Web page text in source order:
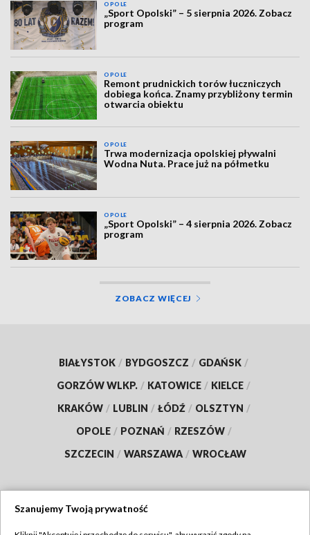
OPOLE
„Sport Opolski” – 5 sierpnia 2026. Zobacz
program
OPOLE
Remont prudnickich torów łuczniczych
dobiega końca. Znamy przybliżony termin
otwarcia obiektu
OPOLE
Trwa modernizacja opolskiej pływalni
Wodna Nuta. Prace już na półmetku
OPOLE
„Sport Opolski” – 4 sierpnia 2026. Zobacz
program
ZOBACZ WIĘCEJ
BIAŁYSTOK / BYDGOSZCZ / GDAŃSK /
GORZÓW WLKP. / KATOWICE / KIELCE /
KRAKÓW / LUBLIN / ŁÓDŹ / OLSZTYN /
OPOLE / POZNAŃ / RZESZÓW /
SZCZECIN / WARSZAWA / WROCŁAW
Szanujemy Twoją prywatność